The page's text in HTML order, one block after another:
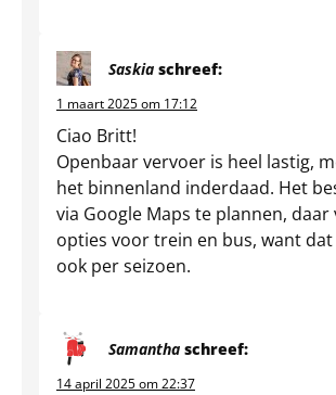
Saskia schreef:
1 maart 2025 om 17:12
Ciao Britt!
Openbaar vervoer is heel lastig,
het binnenland inderdaad. Het
via Google Maps te plannen, daar
opties voor trein en bus, want
ook per seizoen.
Samantha schreef:
14 april 2025 om 22:37